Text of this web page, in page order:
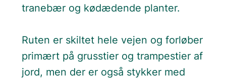
tranebær og kødædende planter.
Ruten er skiltet hele vejen og forløber
primært på grusstier og trampestier af
jord, men der er også stykker med